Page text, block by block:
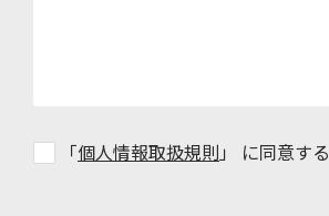
「個人情報取扱規則 」 に同意する